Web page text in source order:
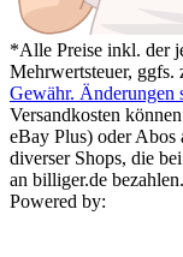
*Alle Preise inkl. der
Mehrwertsteuer, ggfs.
Gewähr. Änderungen
Versandkosten
eBay Plus) oder Abos
diverser Shops, die
an billiger.de bezahlen.
Powered by: